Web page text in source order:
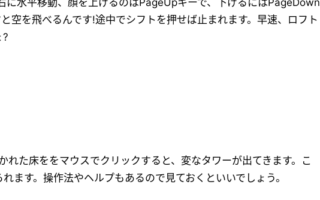
水平移動、顔を上げるのはPageUpキーで、下げるにはPageDown
空を飛べるんです!途中でシフトを押せば止まれます。早速、ロフト
?
た床ををマウスでクリックすると、変なタワーが出てきます。こ
ます。操作法やヘルプもあるので見ておくといいでしょう。